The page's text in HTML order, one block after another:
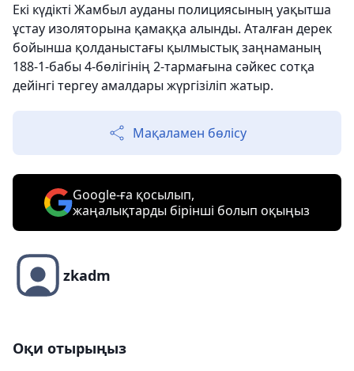
Екі күдікті Жамбыл ауданы полициясының уақытша
ұстау изоляторына қамаққа алынды. Аталған дерек
бойынша қолданыстағы қылмыстық заңнаманың
188-1-бабы 4-бөлігінің 2-тармағына сәйкес сотқа
дейінгі тергеу амалдары жүргізіліп жатыр.
Мақаламен бөлісу
Google-ға қосылып,
жаңалықтарды бірінші болып оқыңыз
zkadm
Оқи отырыңыз